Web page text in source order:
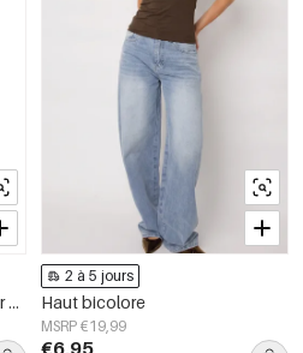
Pince à foulard en soie Clover Classic en acier inoxydable Accessoires du quotidien
2 à 5 jours
Haut bicolore
MSRP €19,99
€6,95